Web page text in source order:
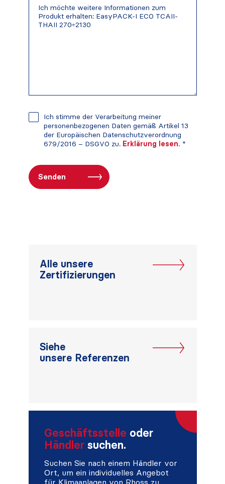
Ich stimme der Verarbeitung meiner
personenbezogenen Daten gemäß Artikel 13
der Europäischen Datenschutzverordnung
679/2016 – DSGVO zu. Erklärung lesen. *
Alle unsere
Zertifizierungen
Siehe
unsere Referenzen
Geschäftsstelle oder
Händlersuchen.
Suchen Sie nach einem Händler vor
Ort, um ein individuelles Angebot
für Klimaanlagen von Rhoss zu